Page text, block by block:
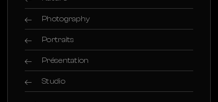
Photography
Portraits
Présentation
Studio